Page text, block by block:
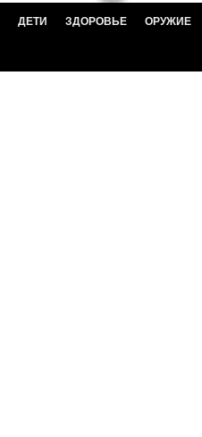
ДЕТИ ЗДОРОВЬЕ ОРУЖИЕ